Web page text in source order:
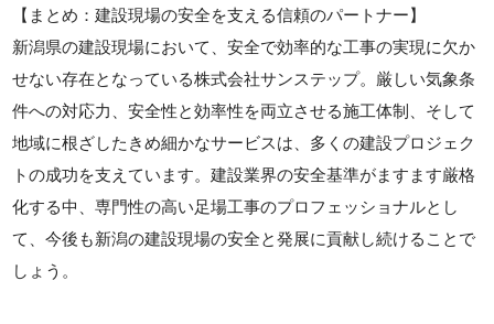
【まとめ：建設現場の安全を支える信頼のパートナー】
新潟県の建設現場において、安全で効率的な工事の実現に欠か
せない存在となっている株式会社サンステップ。厳しい気象条
件への対応力、安全性と効率性を両立させる施工体制、そして
地域に根ざしたきめ細かなサービスは、多くの建設プロジェク
トの成功を支えています。建設業界の安全基準がますます厳格
化する中、専門性の高い足場工事のプロフェッショナルとし
て、今後も新潟の建設現場の安全と発展に貢献し続けることで
しょう。